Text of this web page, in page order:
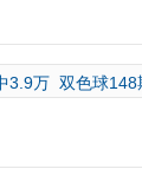
3.9万 双色球148